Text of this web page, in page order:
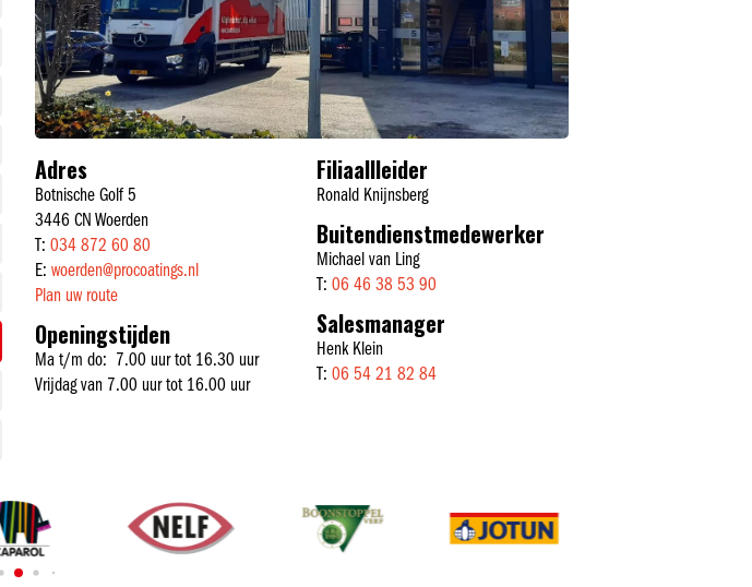
Adres
Botnische Golf 5
3446 CN Woerden
T:034 872 60 80
E:woerden@procoatings.nl
Plan uw route
Openingstijden
Ma t/m do: 7.00 uur tot 16.30 uur
Vrijdag van 7.00 uur tot 16.00 uur
Filiaallleider
Ronald Knijnsberg
Buitendienstmedewerker
Michael van Ling
T: 06 46 38 53 90
Salesmanager
Henk Klein
T: 06 54 21 82 84